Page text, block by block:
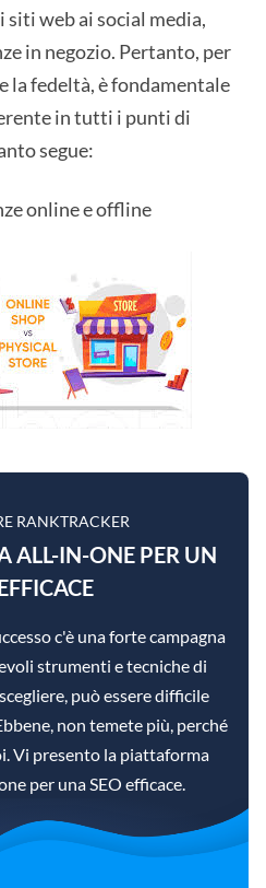
siti web ai social media,
in negozio. Pertanto, per
la fedeltà, è fondamentale
in tutti i punti di
segue:
online e offline
RANKTRACKER
ALL-IN-ONE PER UN
c'è una forte campagna
strumenti e tecniche di
può essere difficile
non temete più, perché
Vi presento la piattaforma
per una SEO efficace.